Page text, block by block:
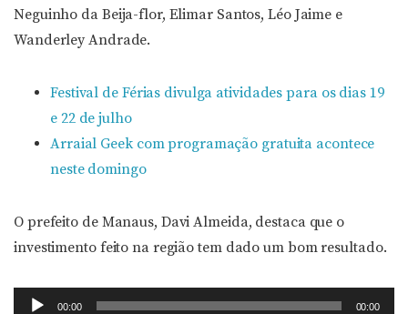
Neguinho da Beija-flor, Elimar Santos, Léo Jaime e
Wanderley Andrade.
Festival de Férias divulga atividades para os dias 19
e 22 de julho
Arraial Geek com programação gratuita acontece
neste domingo
O prefeito de Manaus, Davi Almeida, destaca que o
investimento feito na região tem dado um bom resultado.
Tocador00:00 00:00